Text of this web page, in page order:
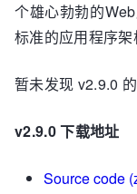
个雄心勃勃的
标准的应用程序架
暂未发现 v2.9.0 的
v2.9.0 下载地址
Source code